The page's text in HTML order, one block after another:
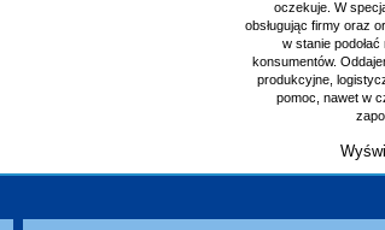
oczekuje. W
obsługując firmy oraz
w stanie
konsumentów.
produkcyjne,
pomoc, nawet w